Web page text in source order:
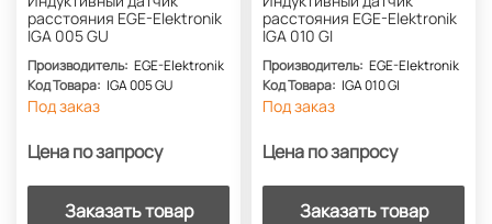
расстояния EGE-Elektronik
IGA 005 GU
Производитель: EGE-Elektronik
Код Товара: IGA 005 GU
Под заказ
Цена по запросу
Заказать товар
расстояния EGE-Elektronik
IGA 010 GI
Производитель: EGE-Elektronik
Код Товара: IGA 010 GI
Под заказ
Цена по запросу
Заказать товар